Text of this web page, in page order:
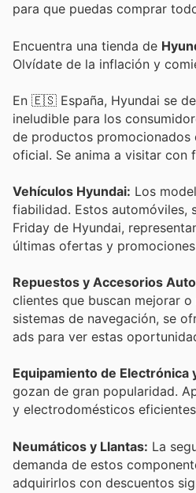
para que puedas comprar
Encuentra una tienda de
Olvídate de la inflación y
En 🇪🇸 España, Hyundai se
ineludible para los
de productos promocionados
oficial. Se anima a visitar con
Vehículos Hyundai: Los
fiabilidad. Estos automóviles,
Friday de Hyundai,
últimas ofertas y
Repuestos y Accesorios
clientes que buscan mejorar
sistemas de navegación, se
ads para ver estas
Equipamiento de Electrónica
gozan de gran popularidad.
y electrodomésticos
Neumáticos y Llantas: La
demanda de estos
adquirirlos con descuentos